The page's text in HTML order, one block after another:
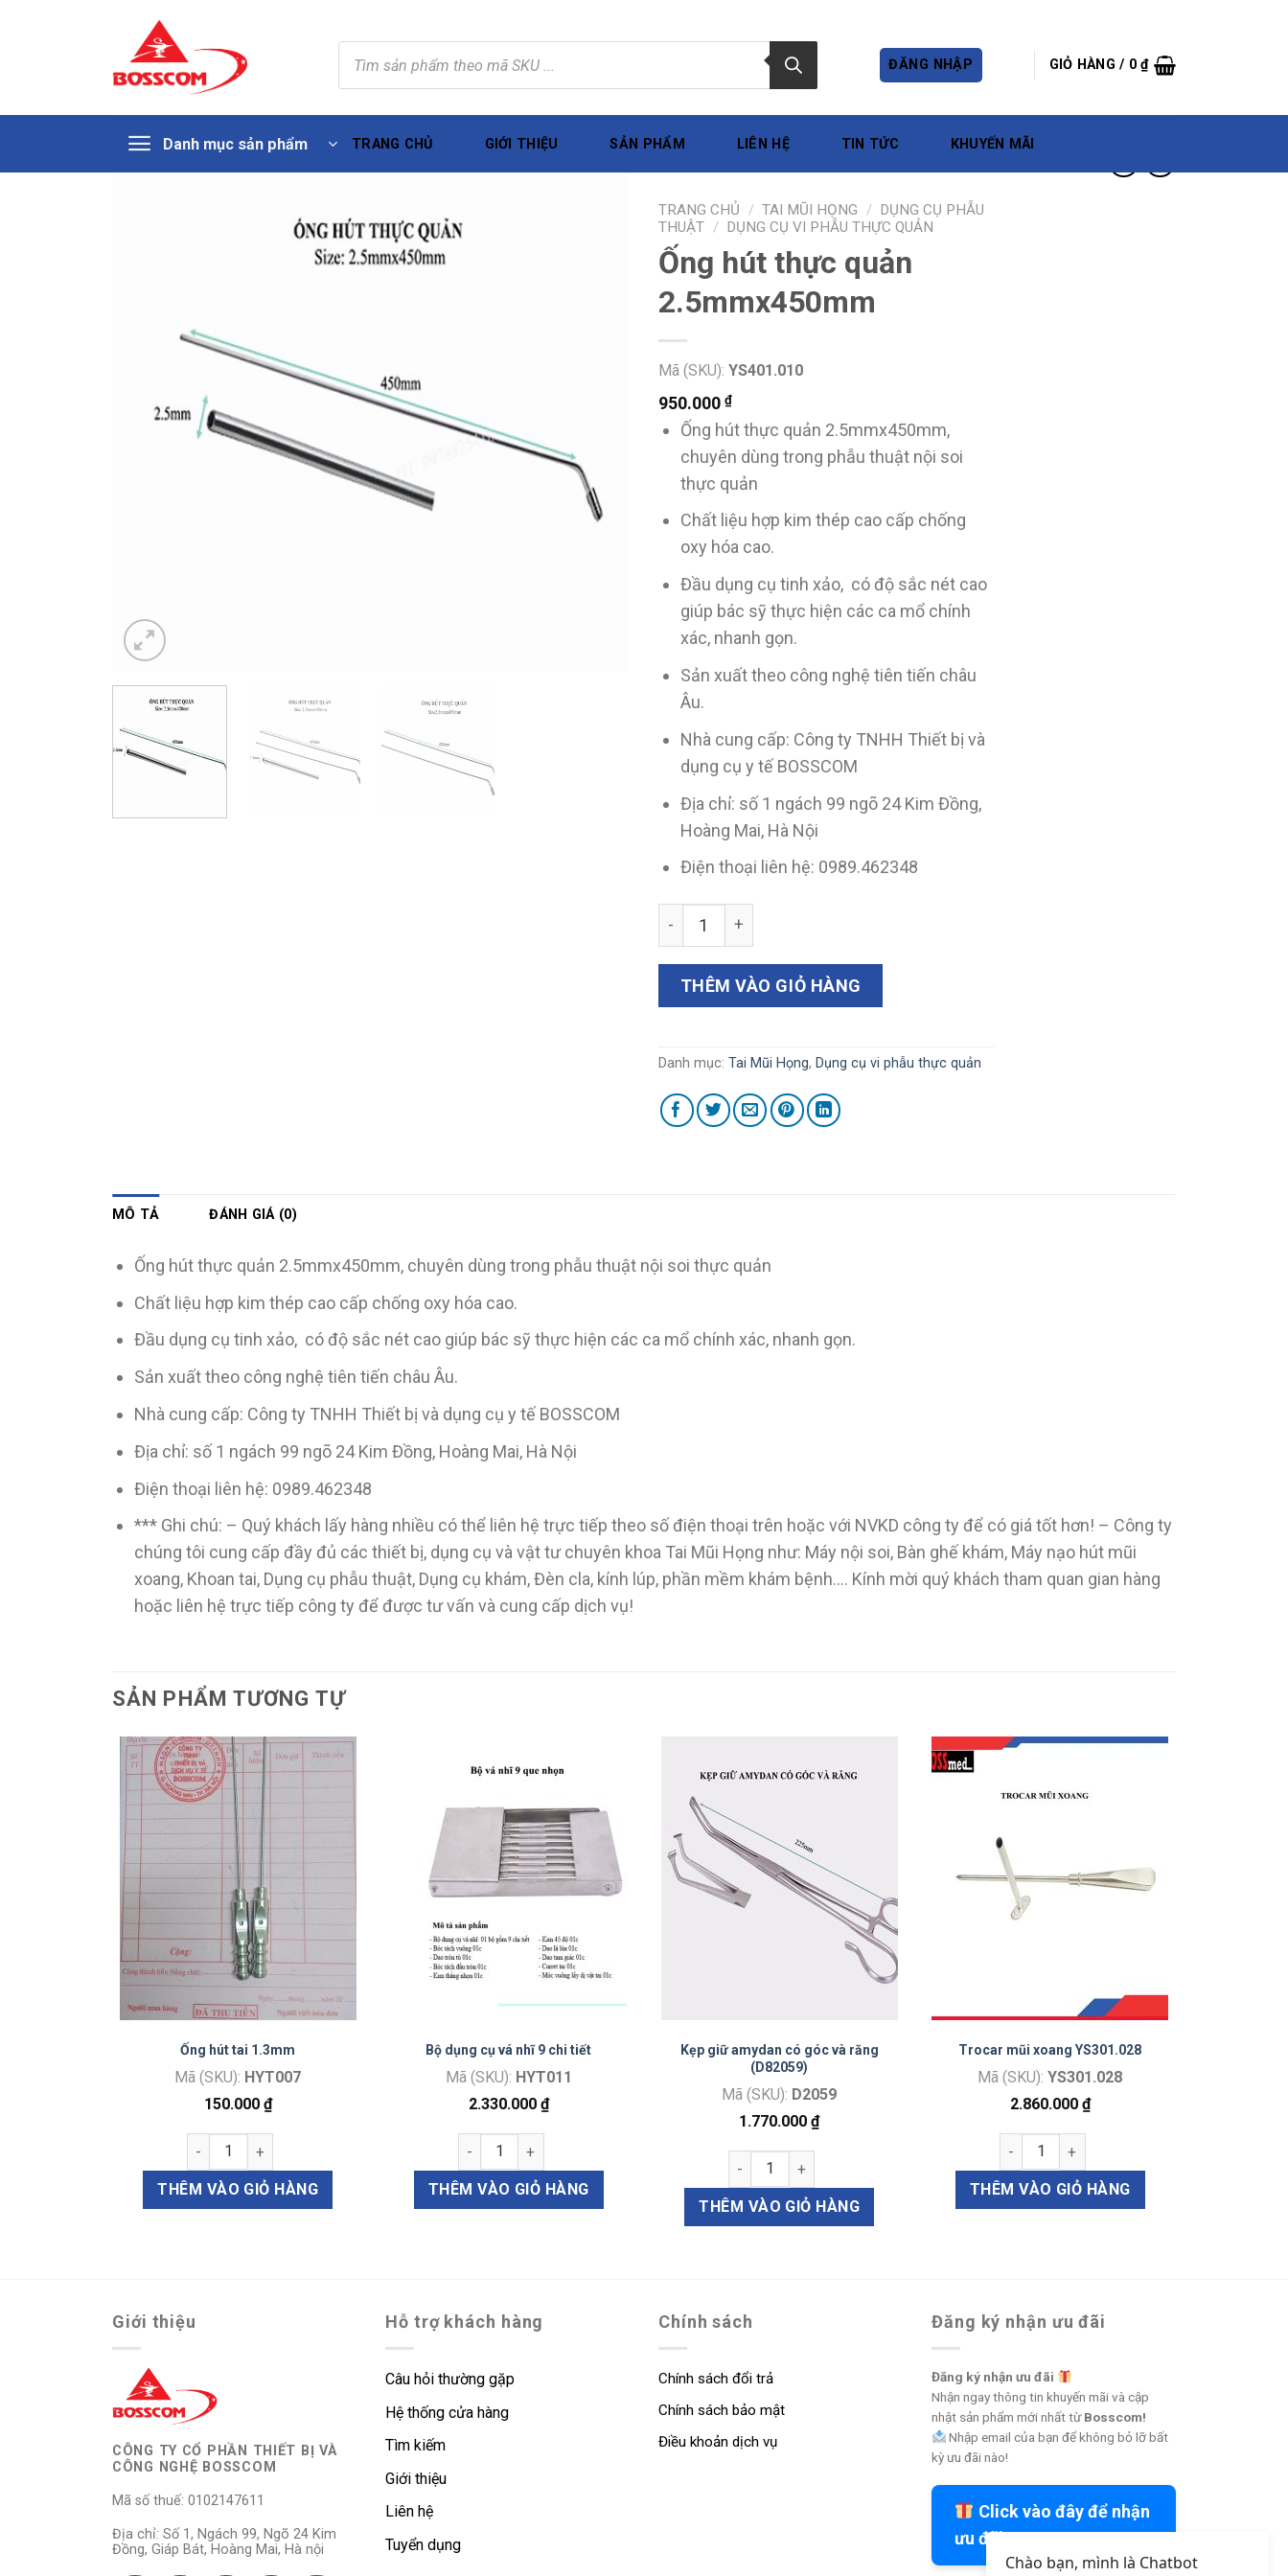
Tìm
kiếm
sản
phẩm
ĐĂNG NHẬP GIỎ HÀNG / 0₫
Danh mục sản phẩm TRANG CHỦ GIỚI THIỆU SẢN PHẨM LIÊN HỆ TIN TỨC KHUYẾN MÃI
TRANG CHỦ / TAI MŨI HỌNG / DỤNG CỤ PHẪU
THUẬT / DỤNG CỤ VI PHẪU THỰC QUẢN
Ống hút thực quản
2.5mmx450mm
Mã (SKU): YS401.010
950.000 ₫
Ống hút thực quản 2.5mmx450mm,
chuyên dùng trong phẫu thuật nội soi
thực quản
Chất liệu hợp kim thép cao cấp chống
oxy hóa cao.
Đầu dụng cụ tinh xảo, có độ sắc nét cao
giúp bác sỹ thực hiện các ca mổ chính
xác, nhanh gọn.
Sản xuất theo công nghệ tiên tiến châu
Âu.
Nhà cung cấp: Công ty TNHH Thiết bị và
dụng cụ y tế BOSSCOM
Địa chỉ: số 1 ngách 99 ngõ 24 Kim Đồng,
Hoàng Mai, Hà Nội
Điện thoại liên hệ: 0989.462348
Ống hút thực quản 2.5mmx450mm số lượng
THÊM VÀO GIỎ HÀNG
Danh mục: Tai Mũi Họng, Dụng cụ vi phẫu thực quản
MÔ TẢ ĐÁNH GIÁ (0)
Ống hút thực quản 2.5mmx450mm, chuyên dùng trong phẫu thuật nội soi thực quản
Chất liệu hợp kim thép cao cấp chống oxy hóa cao.
Đầu dụng cụ tinh xảo, có độ sắc nét cao giúp bác sỹ thực hiện các ca mổ chính xác, nhanh gọn.
Sản xuất theo công nghệ tiên tiến châu Âu.
Nhà cung cấp: Công ty TNHH Thiết bị và dụng cụ y tế BOSSCOM
Địa chỉ: số 1 ngách 99 ngõ 24 Kim Đồng, Hoàng Mai, Hà Nội
Điện thoại liên hệ: 0989.462348
*** Ghi chú: – Quý khách lấy hàng nhiều có thể liên hệ trực tiếp theo số điện thoại trên hoặc với NVKD công ty để có giá tốt hơn! – Công ty
chúng tôi cung cấp đầy đủ các thiết bị, dụng cụ và vật tư chuyên khoa Tai Mũi Họng như: Máy nội soi, Bàn ghế khám, Máy nạo hút mũi
xoang, Khoan tai, Dụng cụ phẫu thuật, Dụng cụ khám, Đèn cla, kính lúp, phần mềm khám bệnh…. Kính mời quý khách tham quan gian hàng
hoặc liên hệ trực tiếp công ty để được tư vấn và cung cấp dịch vụ!
SẢN PHẨM TƯƠNG TỰ
Ống hút tai 1.3mm
Mã (SKU): HYT007
150.000 ₫
Ống hút tai 1.3mm số lượng
THÊM VÀO GIỎ HÀNG
Bộ dụng cụ vá nhĩ 9 chi tiết
Mã (SKU): HYT011
2.330.000 ₫
Bộ dụng cụ vá nhĩ 9 chi tiết số lượng
THÊM VÀO GIỎ HÀNG
Kẹp giữ amydan có góc và răng
(D82059)
Mã (SKU): D2059
1.770.000₫
Kẹp giữ amydan có góc và răng (D82059) số lượng
THÊM VÀO GIỎ HÀNG
Trocar mũi xoang YS301.028
Mã (SKU): YS301.028
2.860.000 ₫
Trocar mũi xoang YS301.028 số lượng
THÊM VÀO GIỎ HÀNG
Giới thiệu
CÔNG TY CỔ PHẦN THIẾT BỊ VÀ
CÔNG NGHỆ BOSSCOM
Mã số thuế: 0102147611
Địa chỉ: Số 1, Ngách 99, Ngõ 24 Kim
Đồng, Giáp Bát, Hoàng Mai, Hà nội
Hỗ trợ khách hàng
Câu hỏi thường gặp
Hệ thống cửa hàng
Tìm kiếm
Giới thiệu
Liên hệ
Tuyển dụng
Chính sách
Chính sách đổi trả
Chính sách bảo mật
Điều khoản dịch vụ
Đăng ký nhận ưu đãi
Đăng ký nhận ưu đãi
Nhận ngay thông tin khuyến mãi và cập
nhật sản phẩm mới nhất từBosscom!
Nhập email của bạn để không bỏ lỡ bất
kỳ ưu đãi nào!
Click vào đây để nhận
ưu đãi
Chào bạn, mình là Chatbot